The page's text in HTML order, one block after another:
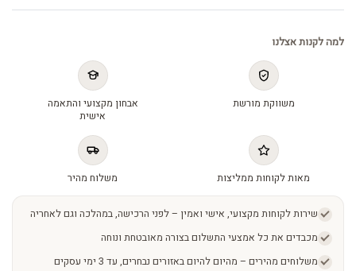
למה לקנות אצלנו
משווקת מורשת
אבחון מקצועי והתאמה
אישית
מאות לקוחות ממליצות משלוח מהיר
שירות לקוחות מקצועי, אישי ואמין – לפני הרכישה, במהלכה וגם לאחריה
מכבדים את כל אמצעי התשלום בצורה מאובטחת ונוחה
משלוחים מהירים – מהיום להיום באזורים נבחרים, עד 3 ימי עסקים